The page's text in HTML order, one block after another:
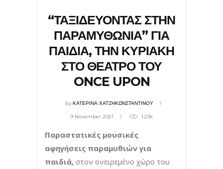
“ΤΑΞΙΔΕΥΟΝΤΑΣ ΣΤΗΝ
ΠΑΡΑΜΥΘΩΝΙΑ” ΓΙΑ
ΠΑΙΔΙΑ, ΤΗΝ ΚΥΡΙΑΚΗ
ΣΤΟ ΘΕΑΤΡΟ ΤΟΥ
ONCE UPON
byΚΑΤΕΡΙΝΑ ΧΑΤΖΗΚΩΝΣΤΑΝΤΙΝΟΥ
9 November 2021 1.23k
Παραστατικές μουσικές
αφηγήσεις παραμυθιών για
παιδιά, στον ονειρεμένο χώρο του